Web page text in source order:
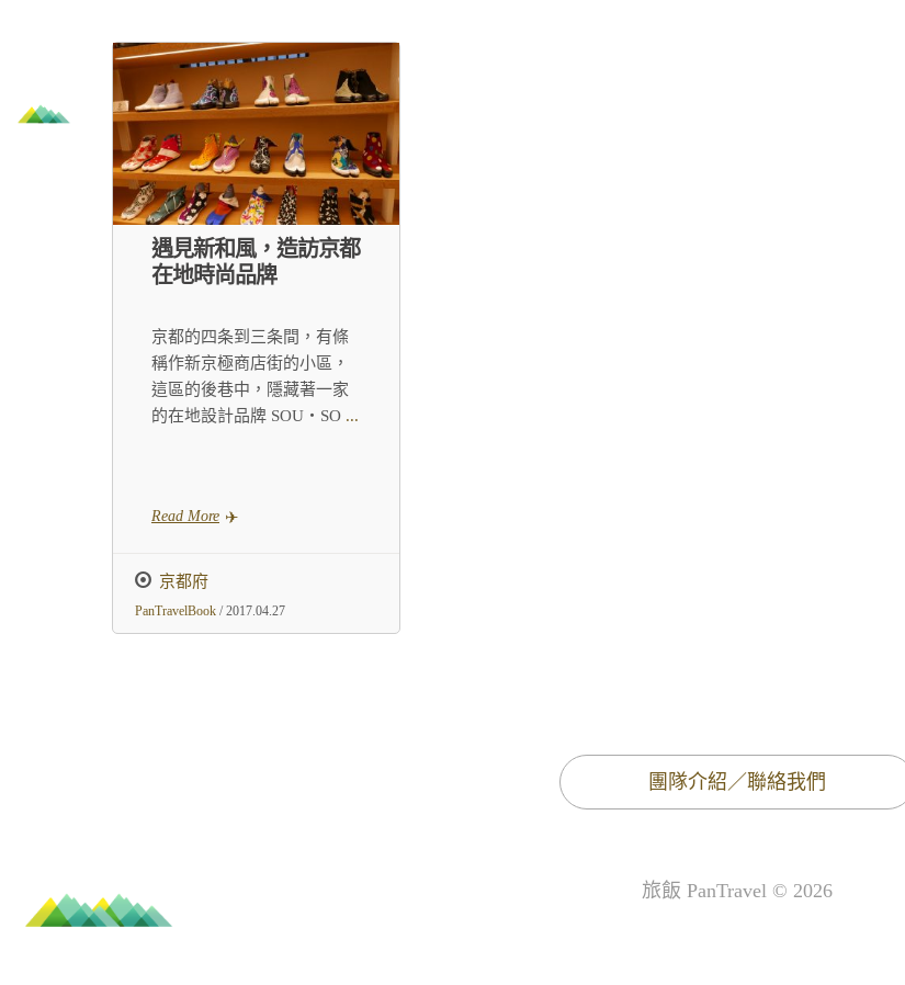
遇見新和風，造訪京都
在地時尚品牌
京都的四条到三条間，有條
稱作新京極商店街的小區，
這區的後巷中，隱藏著一家
的在地設計品牌 SOU・SO ...
Read More
京都府
PanTravelBook / 2017.04.27
團隊介紹／聯絡我們
旅飯 PanTravel © 2026